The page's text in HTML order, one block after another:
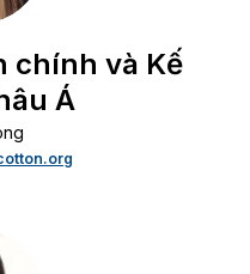
chính và Kế
Á